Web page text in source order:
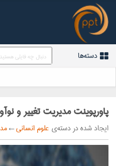
دسته‌ها
پاورپوینت مدیریت تغییر و
ایجاد شده در دسته‌ی علوم انسانی←